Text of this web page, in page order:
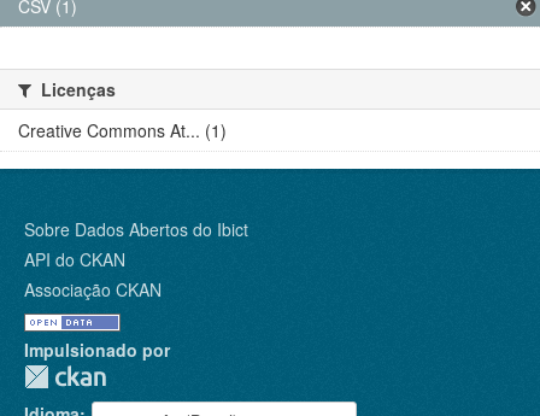
CSV (1)
Licenças
Creative Commons At... (1)
Sobre Dados Abertos do Ibict
API do CKAN
Associação CKAN
Impulsionado por